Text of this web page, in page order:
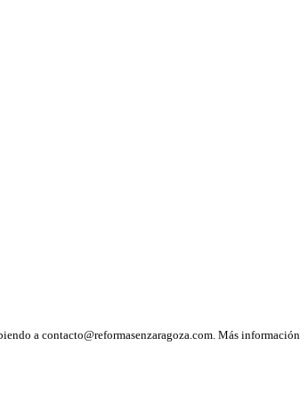
a contacto@reformasenzaragoza.com. Más información